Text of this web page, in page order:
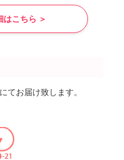
こちら ＞
てお届け致します。